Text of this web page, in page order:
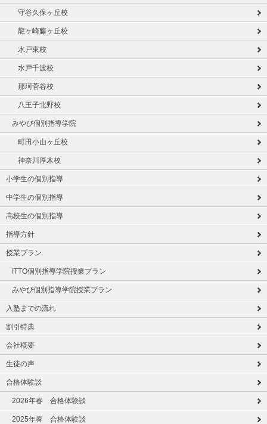
守谷久保ヶ丘校
龍ヶ崎藤ヶ丘校
水戸東校
水戸千波校
那珂菅谷校
八王子北野校
みやび個別指導学院
町田小山ヶ丘校
神奈川厚木校
小学生の個別指導
中学生の個別指導
高校生の個別指導
指導方針
授業プラン
ITTO個別指導学院授業プラン
みやび個別指導学院授業プラン
入塾までの流れ
割引特典
会社概要
生徒の声
合格体験談
2026年春 合格体験談
2025年春 合格体験談